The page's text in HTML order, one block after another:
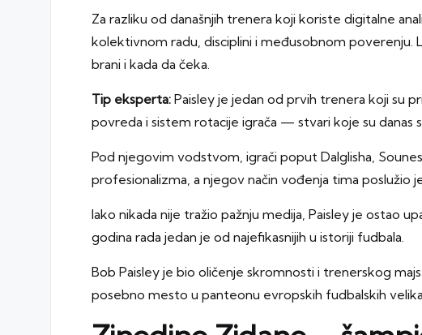
Za razliku od današnjih trenera koji koriste digitalne
kolektivnom radu, disciplini i međusobnom
brani i kada da čeka.
Tip eksperta: Paisley je jedan od prvih trenera koji su
povreda i sistem rotacije igrača — stvari koje su danas
Pod njegovim vodstvom, igrači poput Dalglisha,
profesionalizma, a njegov način vođenja tima poslužio
Iako nikada nije tražio pažnju medija, Paisley je ostao
godina rada jedan je od najefikasnijih u istoriji fudbala.
Bob Paisley je bio oličenje skromnosti i trenerskog
posebno mesto u panteonu evropskih fudbalskih